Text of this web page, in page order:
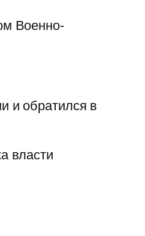
Военно-
и обратился в
власти